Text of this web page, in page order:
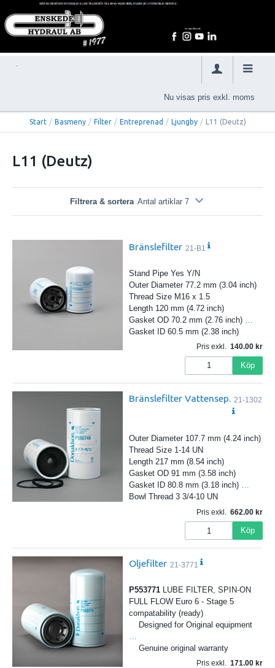
Nu visas pris exkl. moms
Start / Basmeny / Filter / Entreprenad / Ljungby / L11 (Deutz)
L11 (Deutz)
Filtrera & sortera Antal artiklar 7
Bränslefilter 21-B1
Stand Pipe Yes Y/N
Outer Diameter 77.2 mm (3.04 inch)
Thread Size M16 x 1.5
Length 120 mm (4.72 inch)
Gasket OD 70.2 mm (2.76 inch)
Gasket ID 60.5 mm (2.38 inch)
Pris exkl. 140.00
Köp
Bränslefilter Vattensep. 21-1302
Outer Diameter 107.7 mm (4.24 inch)
Thread Size 1-14 UN
Length 217 mm (8.54 inch)
Gasket OD 91 mm (3.58 inch)
Gasket ID 80.8 mm (3.18 inch) …
Bowl Thread 3 3/4-10 UN
Pris exkl. 662.00
Köp
Oljefilter 21-3771
P553771LUBE FILTER, SPIN-ON
FULL FLOW Euro 6 - Stage 5
compatability (ready)
Designed for Original equipment
Genuine original warranty
Pris exkl. 171.00